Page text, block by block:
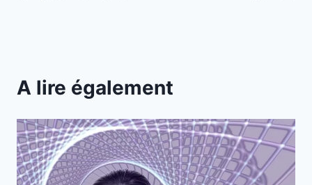
A lire également